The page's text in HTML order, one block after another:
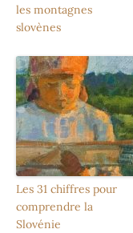
les montagnes
slovènes
Les 31 chiffres pour
comprendre la
Slovénie